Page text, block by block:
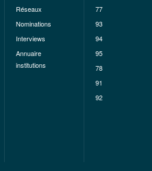
Réseaux
Nominations
Interviews
Annuaire
institutions
77
93
94
95
78
91
92